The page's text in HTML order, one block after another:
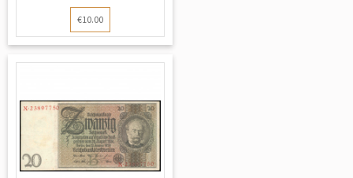
€10.00